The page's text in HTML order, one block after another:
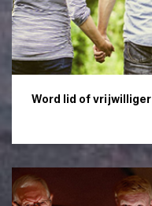
Word lid of vrijwilliger